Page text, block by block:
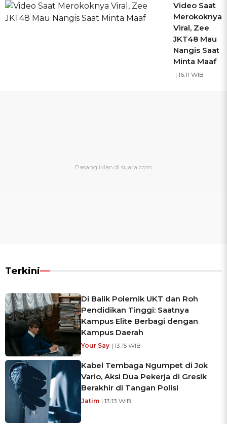
Video Saat
Merokoknya
Viral, Zee
JKT48 Mau
Nangis Saat
Minta Maaf
| 16:11 WIB
Terkini
Di Balik Polemik UKT dan Roh
Pendidikan Tinggi: Saatnya
Kampus Elite Berbagi dengan
Kampus Daerah
Your Say | 13:15 WIB
Kabel Tembaga Ngumpet di Jok
Vario, Aksi Dua Pekerja di Gresik
Berakhir di Tangan Polisi
Jatim | 13:13 WIB